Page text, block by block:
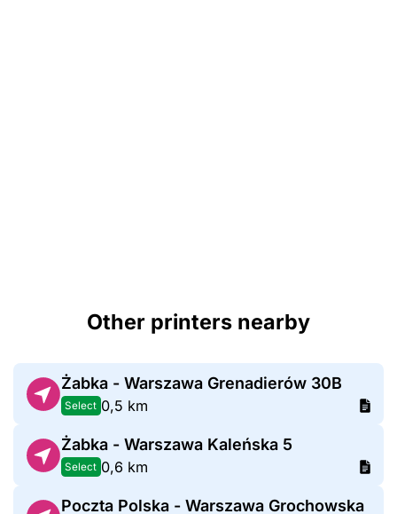
Other printers nearby
Żabka - Warszawa Grenadierów 30B
Select 0,5 km
Żabka - Warszawa Kaleńska 5
Select 0,6 km
Poczta Polska - Warszawa Grochowska